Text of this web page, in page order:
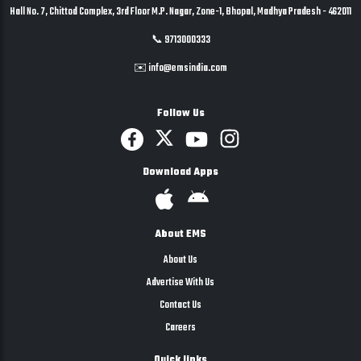
Hall No. 7, Chittod Complex, 3rd Floor M.P. Nagar, Zone-1, Bhopal, Madhya Pradesh - 462011
📞 9713000333
✉️ info@emsindia.com
Follow Us
Download Apps
About EMS
About Us
Advertise With Us
Contact Us
Careers